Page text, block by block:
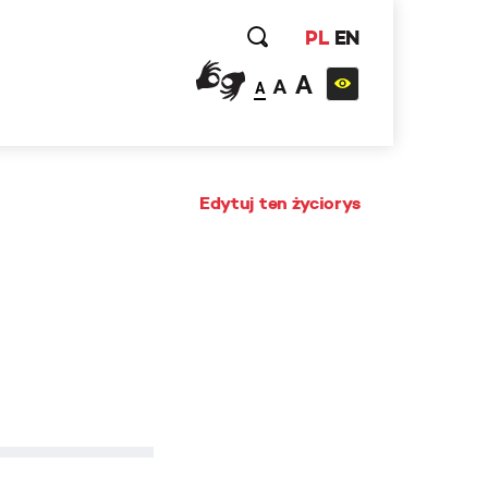
PL EN
A A A
Edytuj ten życiorys